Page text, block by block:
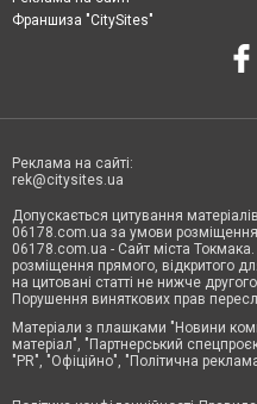
Франшиза "CitySites"
Реклама на сайті:
rek@citysites.ua
Допускається цитування
06178.com.ua за умови
06178.com.ua - Сайт міста
розміщення прямого, відкритого
на цитовані статті не нижче
Порушення виняткових прав
Матеріали з плашками "Новини
матеріал", "Партнерський
"PR", "Офіційно", "Політична